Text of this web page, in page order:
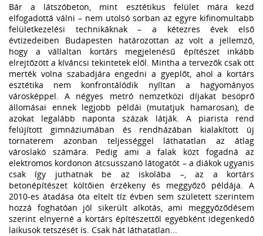
Bár a látszóbeton, mint esztétikus felület mára kezd
elfogadottá válni – nem utolsó sorban az egyre kifinomultabb
felületkezelési technikáknak – a kétezres évek első
évtizedeiben Budapesten határozottan az volt a jellemző,
hogy a vállaltan kortárs megjelenésű építészet inkább
elrejtőzött a kíváncsi tekintetek elől. Mintha a tervezők csak ott
merték volna szabadjára engedni a gyeplőt, ahol a kortárs
esztétika nem konfrontálódik nyíltan a hagyományos
városképpel. A négyes metró nemzetközi díjakat besöprő
állomásai ennek legjobb példái (mutatjuk hamarosan), de
azokat legalább naponta százak látják. A piarista rend
felújított gimnáziumában és rendházában kialakított új
tornaterem azonban teljességgel láthatatlan az átlag
városlakó számára. Pedig ami a falak közt fogadná az
elektromos kordonon átcsusszanó látogatót – a diákok ugyanis
csak így juthatnak be az iskolába –, az a kortárs
betonépítészet költőien érzékeny és meggyőző példája. A
2010-es átadása óta eltelt tíz évben sem született szerintem
hozzá foghatóan jól sikerült alkotás, ami meggyőződésem
szerint elnyerné a kortárs építészettől egyébként idegenkedő
laikusok tetszését is. Csak hát láthatatlan...